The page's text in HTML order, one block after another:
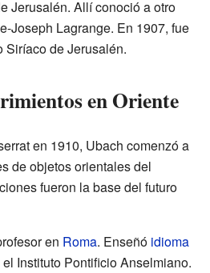
Jerusalén. Allí conoció a otro
Joseph Lagrange. En 1907, fue
Siríaco de Jerusalén.
en Oriente
en 1910, Ubach comenzó a
de objetos orientales del
fueron la base del futuro
en Roma. Enseñó idioma
Instituto Pontificio Anselmiano.